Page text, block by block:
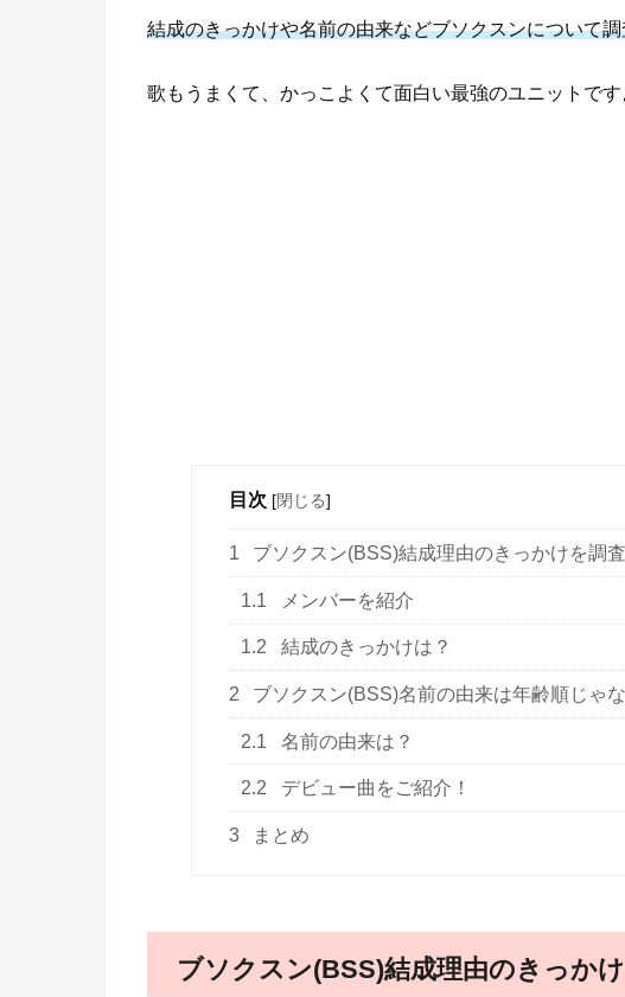
結成のきっかけや名前の由来などブソクスンについて
歌もうまくて、かっこよくて面白い最強のユニットです
目次 [閉じる]
1 ブソクスン(BSS)結成理由のきっかけを調査
1.1 メンバーを紹介
1.2 結成のきっかけは？
2 ブソクスン(BSS)名前の由来は年齢順じゃ
2.1 名前の由来は？
2.2 デビュー曲をご紹介！
3 まとめ
ブソクスン(BSS)結成理由のきっかけ